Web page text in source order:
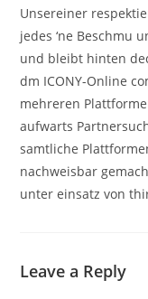
Unsereiner
jedes ‘ne Beschmu
und bleibt hinten
dm ICONY-Online
mehreren
aufwarts
samtliche
nachweisbar
unter einsatz von
Leave a Reply